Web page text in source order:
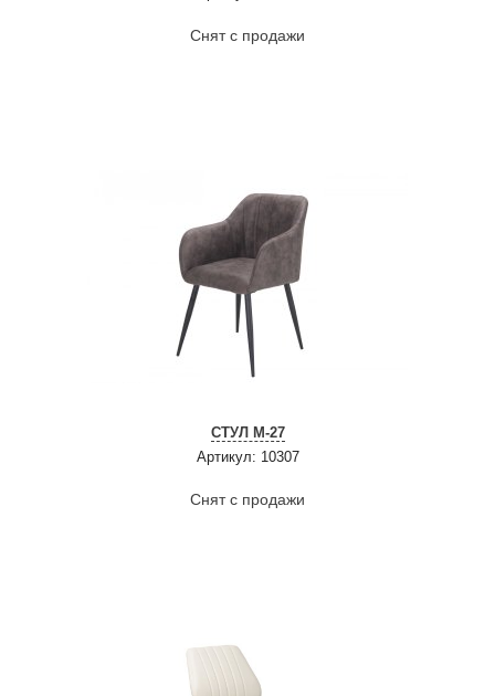
Снят с продажи
СТУЛ M-27
Артикул: 10307
Снят с продажи